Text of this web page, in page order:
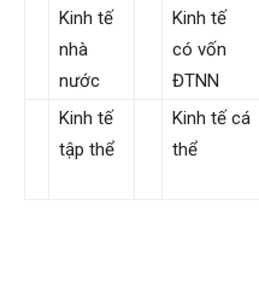
Kinh tế
nhà
nước
Kinh tế
có vốn
ĐTNN
Kinh tế
tập thể
Kinh tế cá
thể